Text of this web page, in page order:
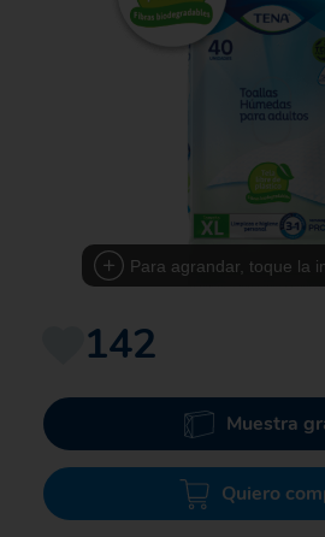
Para agrandar, toque la
142
Muestra
Quiero